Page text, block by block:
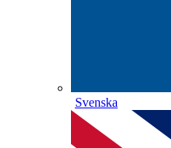
Svenska